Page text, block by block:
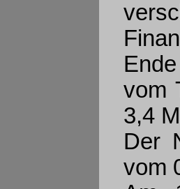
vom
3,4
Der
vom